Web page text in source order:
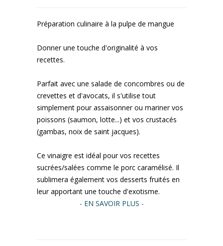
Préparation culinaire à la pulpe de mangue
Donner une touche d'originalité à vos
recettes.
Parfait avec une salade de concombres ou de
crevettes et d'avocats, il s'utilise tout
simplement pour assaisonner ou mariner vos
poissons (saumon, lotte...) et vos crustacés
(gambas, noix de saint jacques).
Ce vinaigre est idéal pour vos recettes
sucrées/salées comme le porc caramélisé. Il
sublimera également vos desserts fruités en
leur apportant une touche d'exotisme.
- EN SAVOIR PLUS -